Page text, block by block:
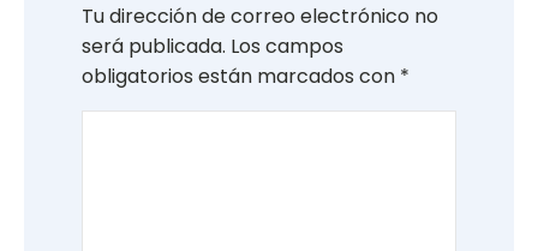
Tu dirección de correo electrónico no
será publicada. Los campos
obligatorios están marcados con *